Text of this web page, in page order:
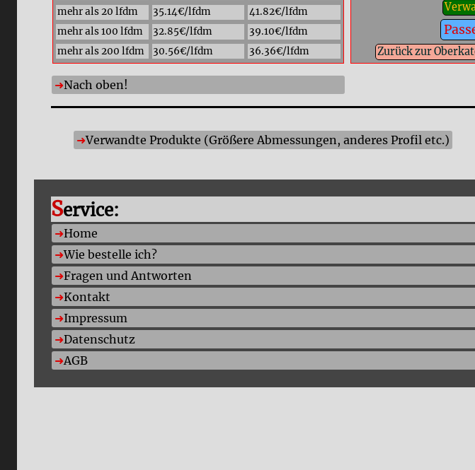
mehr als 20 lfdm
35.14€/lfdm
41.82€/lfdm
mehr als 100 lfdm
32.85€/lfdm
39.10€/lfdm
mehr als 200 lfdm
30.56€/lfdm 36.36€/lfdm Zurück zur
Nach oben!
Verwandte Produkte (Größere Abmessungen, anderes Profil etc.)
Service:
Home
Wie bestelle ich?
Fragen und Antworten
Kontakt
Impressum
Datenschutz
AGB